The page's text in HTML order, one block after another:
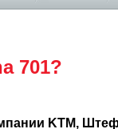
701?